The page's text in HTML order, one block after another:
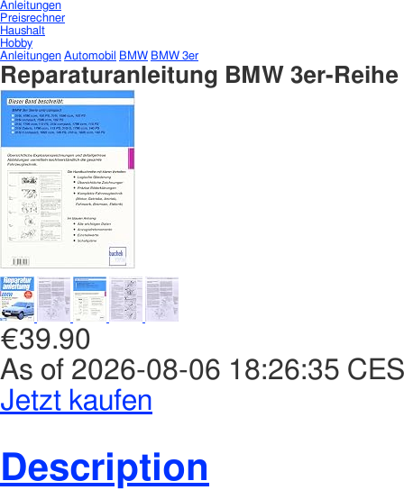
Anleitungen
Preisrechner
Haushalt
Hobby
Anleitungen Automobil BMW BMW 3er
Reparaturanleitung BMW 3er-Reihe
€39.90
As of 2026-08-06 18:26:35
Jetzt kaufen
Description